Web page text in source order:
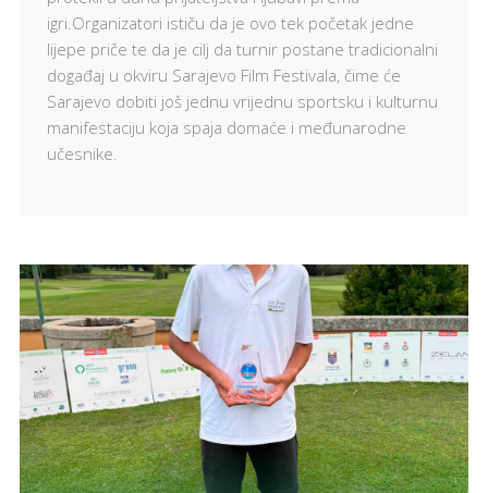
igri.Organizatori ističu da je ovo tek početak jedne
lijepe priče te da je cilj da turnir postane tradicionalni
događaj u okviru Sarajevo Film Festivala, čime će
Sarajevo dobiti još jednu vrijednu sportsku i kulturnu
manifestaciju koja spaja domaće i međunarodne
učesnike.